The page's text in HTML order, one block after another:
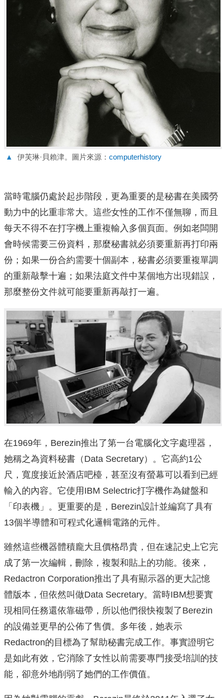
▲ 伊芙琳·貝賴津。圖片來源： computerhistory
當時電腦仍處於起步階段，更為重要的是秘書在美國勞
動力中的比重非常大。這些女性的工作不僅無聊，而且
每天不得不在打字機上重複輸入多個頁面。例如老闆開
會時候需要三份資料，那麼秘書就必須要重新再打印兩
份；如果一份合約需要十個副本，秘書必須要重複單調
的重新敲擊十遍；如果法庭文件中某個地方出現錯誤，
那麼整份文件就可能要重新再敲打一遍。
在1969年，Berezin推出了第一台電腦化文字處理器，
她稱之為資料秘書（Data Secretary）。它高約1公
尺，寬度接近於酒店吧檯，甚至沒有螢幕可以看到已經
輸入的內容。它使用IBM Selectric打字機作為鍵盤和
「印表機」。更重要的是，Berezin設計並編寫了具有
13個半導體和可程式化邏輯電路的元件。
雖然這些機器體積龐大且價格昂貴，但在速記史上它完
成了第一次編輯，刪除，複製和貼上的功能。後來，
Redactron Corporation推出了具有顯示器的更大記憶
體版本，但依然叫做Data Secretary。當時IBM想要實
現相同任務還依靠磁帶，所以他們很快複製了Berezin
的設備並更早的公佈了售價。多年後，她表示
Redactron的目標為了幫助秘書完成工作。事實證明它
是如此有效，它消除了女性以前需要專門接受培訓的技
能，卻意外地削弱了她們的工作價值。